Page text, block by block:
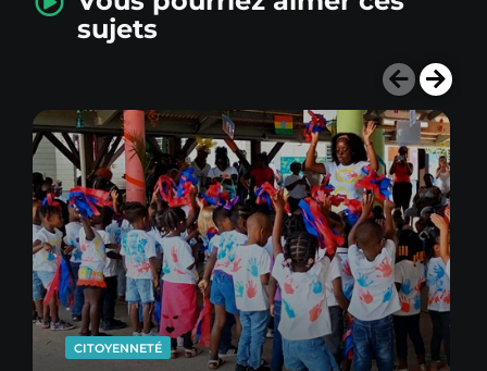
sujets
CITOYENNETÉ